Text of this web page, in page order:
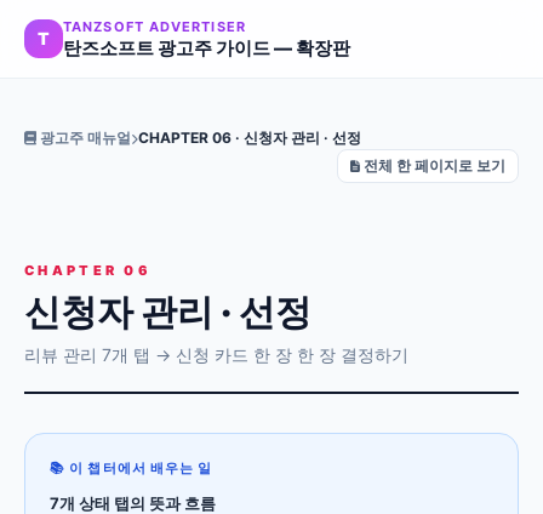
T
TANZSOFT ADVERTISER
탄즈소프트 광고주 가이드 — 확장판
광고주 매뉴얼 CHAPTER 06 · 신청자 관리 · 선정
전체 한 페이지로 보기
CHAPTER 06
신청자 관리 · 선정
리뷰 관리 7개 탭 → 신청 카드 한 장 한 장 결정하기
📚 이 챕터에서 배우는 일
7개 상태 탭의 뜻과 흐름